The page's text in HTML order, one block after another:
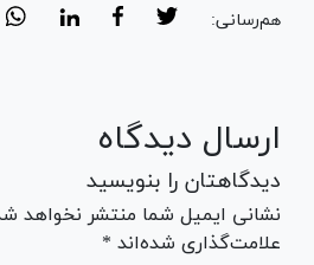
هم‌رسانی:
ارسال دیدگاه
دیدگاهتان را بنویسید
نشانی ایمیل شما منتشر نخواهد
علامت‌گذاری شده‌اند *